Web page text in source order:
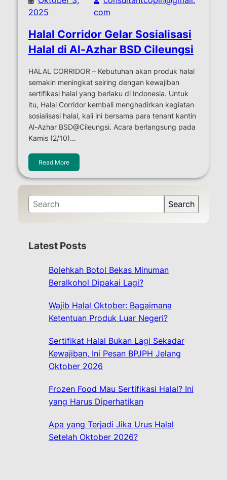
2025
com
Halal Corridor Gelar Sosialisasi
Halal di Al-Azhar BSD Cileungsi
HALAL CORRIDOR – Kebutuhan akan produk halal
semakin meningkat seiring dengan kewajiban
sertifikasi halal yang berlaku di Indonesia. Untuk
itu, Halal Corridor kembali menghadirkan kegiatan
sosialisasi halal, kali ini bersama para tenant kantin
Al-Azhar BSD@Cileungsi. Acara berlangsung pada
Kamis (2/10)…
Read More
S
e
c
Search
Latest Posts
Bolehkah Botol Bekas Minuman
Beralkohol Dipakai Lagi?
Wajib Halal Oktober: Bagaimana
Ketentuan Produk Luar Negeri?
Sertifikat Halal Bukan Lagi Sekadar
Kewajiban, Ini Pesan BPJPH Jelang
Oktober 2026
Frozen Food Mau Sertifikasi Halal? Ini
yang Harus Diperhatikan
Apa yang Terjadi Jika Urus Halal
Setelah Oktober 2026?